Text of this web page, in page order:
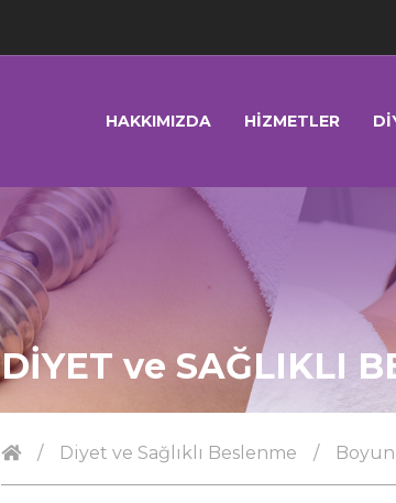
HAKKIMIZDA HİZMETLER
DİYET ve SAĞLIKLI
/ Diyet ve Sağlıklı Beslenme /